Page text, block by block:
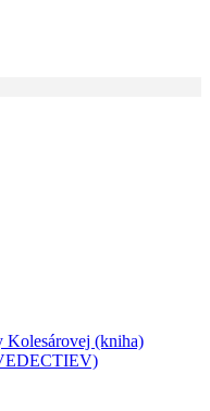
Kolesárovej (kniha)